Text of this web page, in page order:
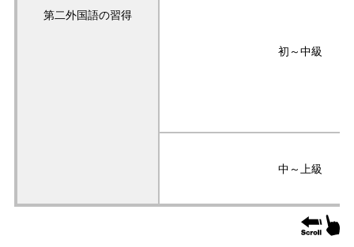
第二外国語の習得
初～中級
中～上級